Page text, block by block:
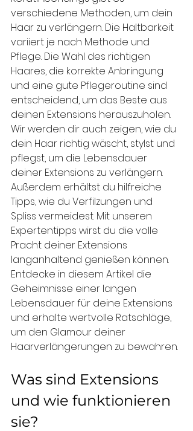
verschiedene Methoden, um dein
Haar zu verlängern. Die Haltbarkeit
variiert je nach Methode und
Pflege. Die Wahl des richtigen
Haares, die korrekte Anbringung
und eine gute Pflegeroutine sind
entscheidend, um das Beste aus
deinen Extensions herauszuholen.
Wir werden dir auch zeigen, wie du
dein Haar richtig wäscht, stylst und
pflegst, um die Lebensdauer
deiner Extensions zu verlängern.
Außerdem erhältst du hilfreiche
Tipps, wie du Verfilzungen und
Spliss vermeidest. Mit unseren
Expertentipps wirst du die volle
Pracht deiner Extensions
langanhaltend genießen können.
Entdecke in diesem Artikel die
Geheimnisse einer langen
Lebensdauer für deine Extensions
und erhalte wertvolle Ratschläge,
um den Glamour deiner
Haarverlängerungen zu bewahren.
Was sind Extensions
und wie funktionieren
sie?